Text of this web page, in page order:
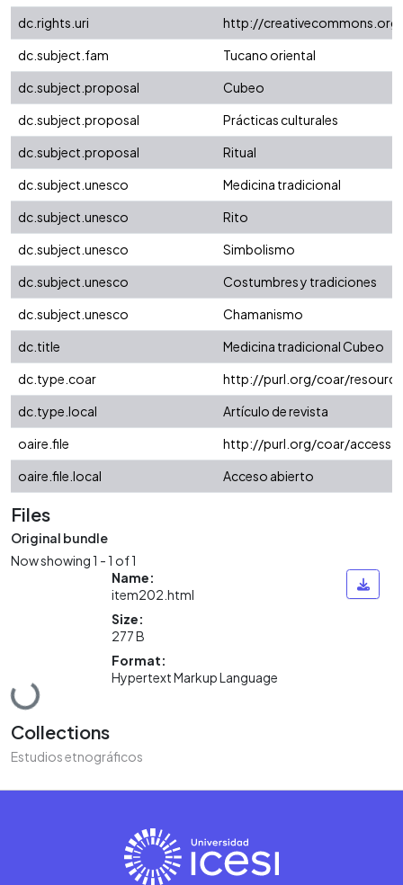
dc.rights.uri
http://
dc.subject.fam
Tucano oriental
dc.subject.proposal
Cubeo
dc.subject.proposal
Prácticas culturales
dc.subject.proposal
Ritual
dc.subject.unesco
Medicina tradicional
dc.subject.unesco
Rito
dc.subject.unesco
Simbolismo
dc.subject.unesco
Costumbres y tradiciones
dc.subject.unesco
Chamanismo
dc.title
Medicina tradicional Cubeo
dc.type.coar
http://purl.org/coar/
dc.type.local
Artículo de revista
oaire.file
http://purl.org/coar/
oaire.file.local
Acceso abierto
Files
Original bundle
Now showing1 - 1 of 1
Loading...
Name:
item202.html
Size:
277 B
Format:
Hypertext Markup Language
Collections
Estudios etnográficos